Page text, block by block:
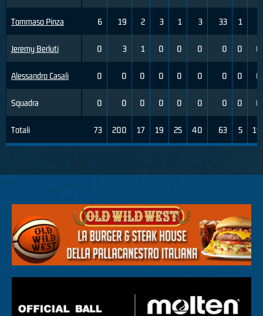
Tommaso Pinza
Jeremy Berluti
Alessandro Casali
Squadra
Totali
6 19 2 3 1 3 33 1
0 3 1 0 0 0 0 0 0
0 0 0 0 0 0 0 0 0
0 0 0 0 0 0 0 0 0
73 200 17 19 25 40 63 5 19